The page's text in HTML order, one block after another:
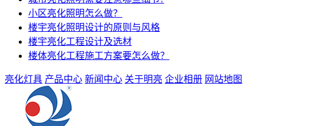
小区亮化照明怎么做？
楼宇亮化照明设计的原则与风格
楼宇亮化工程设计及选材
楼体亮化工程施工方案要怎么做？
亮化灯具 产品中心 新闻中心 关于明亮 企业相册 网站地图